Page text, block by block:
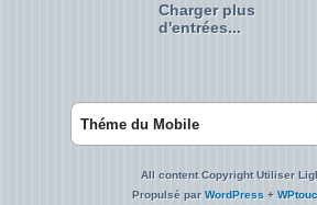
Charger plus
d'entrées...
Théme du Mobile
All content Copyright Utiliser
Propulsé parWordPress +